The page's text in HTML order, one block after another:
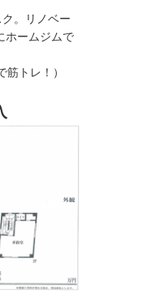
。リノベー
ホームジムで
筋トレ！）